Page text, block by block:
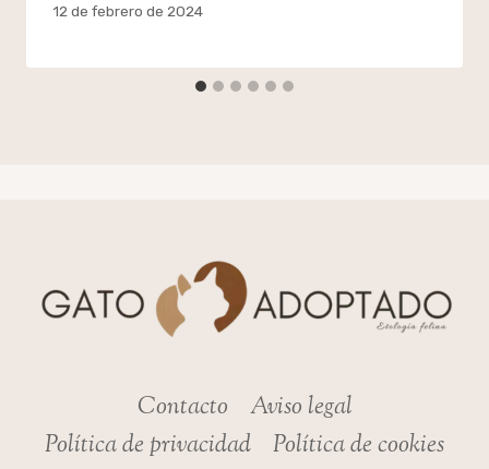
Por
12 de febrero de 2024
Contacto
Aviso legal
Política de privacidad
Política de cookies